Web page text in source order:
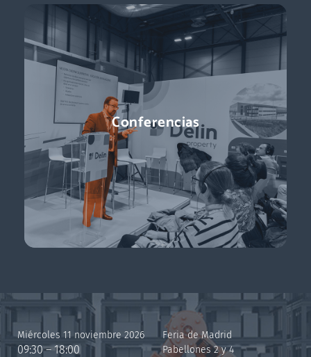
Conferencias
Miércoles 11 noviembre 2026
09:30 – 18:00
Feria de Madrid
Pabellones 2 y 4